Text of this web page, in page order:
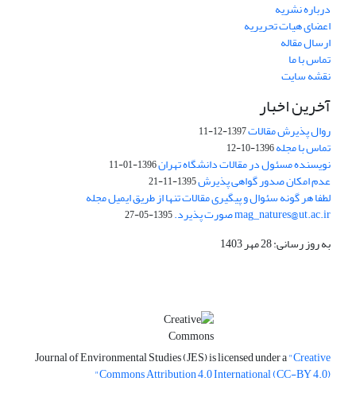
درباره نشریه
اعضای هیات تحریریه
ارسال مقاله
تماس با ما
نقشه سایت
آخرین اخبار
روال پذیرش مقالات1397-12-11
تماس با مجله1396-10-12
نویسنده مسئول در مقالات دانشگاه تهران1396-01-11
عدم امکان صدور گواهی پذیرش1395-11-21
لطفا هر گونه سئوال و پیگیری مقالات تنها از طریق ایمیل مجله
mag_natures@ut.ac.ir صورت پذیرد. 1395-05-27
به روز رسانی: 28 مهر 1403
Journal of Environmental Studies (JES) is licensed under a"Creative
Commons Attribution 4.0 International (CC-BY 4.0)"